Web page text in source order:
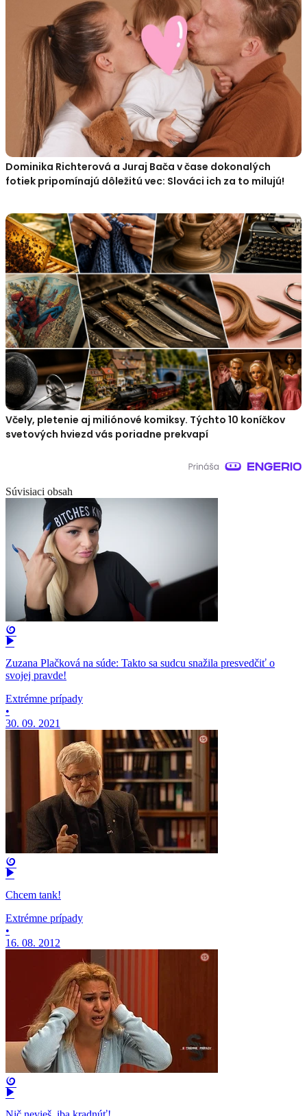
Dominika Richterová a Juraj Bača v čase dokonalých
fotiek pripomínajú dôležitú vec: Slováci ich za to milujú!
Včely, pletenie aj miliónové komiksy. Týchto 10 koníčkov
svetových hviezd vás poriadne prekvapí
Súvisiaci obsah
Zuzana Plačková na súde: Takto sa sudcu snažila presvedčiť o
svojej pravde!
Extrémne prípady
•
30. 09. 2021
Chcem tank!
Extrémne prípady
•
16. 08. 2012